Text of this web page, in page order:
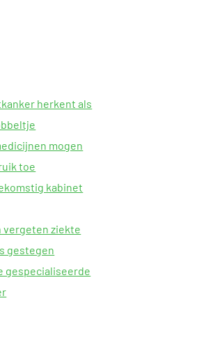
herkent als
mogen
toe
kabinet
vergeten ziekte
gestegen
gespecialiseerde